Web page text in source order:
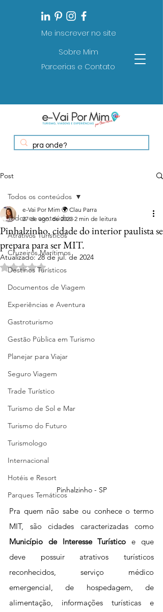
Me inscrever no site
Sobre Mim
Parcerias e Contato
Post
Todos os conteúdos
Atrativos Turísticos
Cruzeiros Marítimos
Destinos Turísticos
Documentos de Viagem
Experiências e Aventura
Gastroturismo
Gestão Pública em Turismo
Planejar para Viajar
Seguro Viagem
Trade Turístico
Turismo de Sol e Mar
Turismo do Futuro
Turismologo
Internacional
Hotéis e Resort
Parques Temáticos
Todos os conteúdos
Pinhalzinho, cidade do interior paulista se
prepara para ser MIT.
e-Vai Por Mim 🌍 Clau Parra
27 de ago. de 2023 2 min de leitura
Atualizado:28 de jul. de 2024
Avaliado com NaN de 5 estrelas.
Pinhalzinho - SP
Pra quem não sabe ou conhece o termo
Município de Interesse Turístico e que
deve possuir atrativos turísticos
reconhecidos, serviço médico
emergencial, de hospedagem, de
alimentação, informações turísticas e